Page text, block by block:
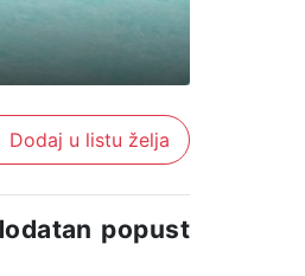
Dodaj u listu želja
popust